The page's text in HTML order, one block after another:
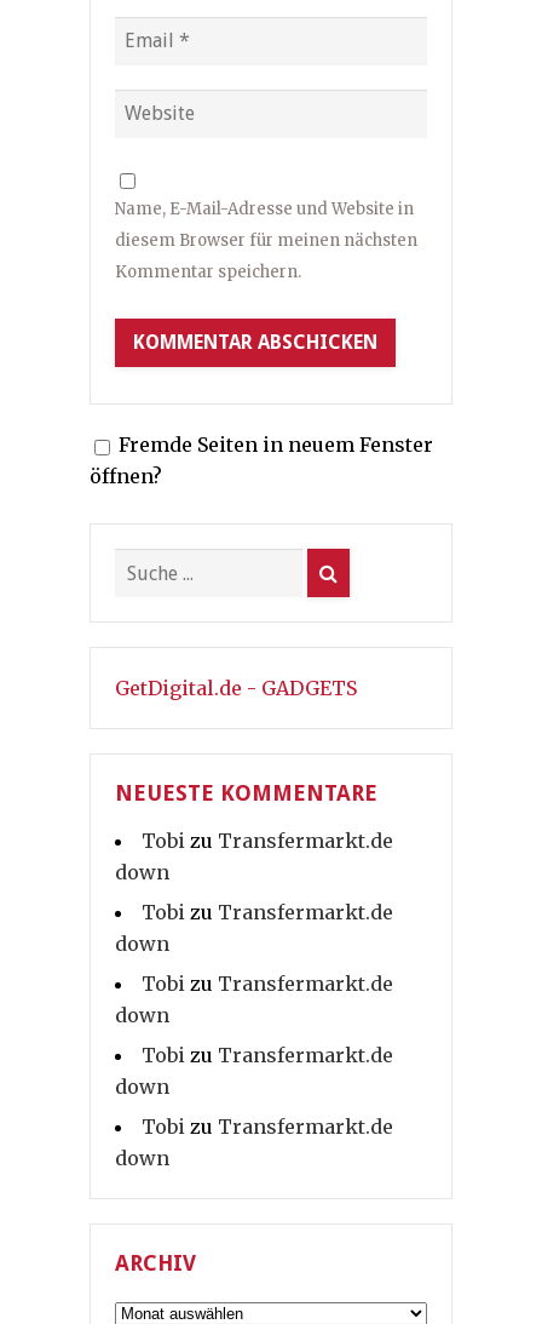
Name, E-Mail-Adresse und Website in
diesem Browser für meinen nächsten
Kommentar speichern.
Fremde Seiten in neuem Fenster
öffnen?
GetDigital.de - GADGETS
NEUESTE KOMMENTARE
Tobi zu Transfermarkt.de
down
Tobi zu Transfermarkt.de
down
Tobi zu Transfermarkt.de
down
Tobi zu Transfermarkt.de
down
Tobi zu Transfermarkt.de
down
ARCHIV
Archiv